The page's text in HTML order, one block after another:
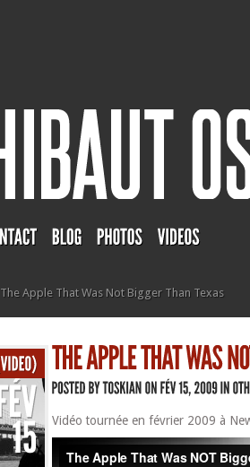
The Apple That Was Not Bigger Than Texas
Vidéo tournée en février 2009 à